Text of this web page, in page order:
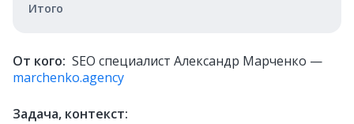
Итого
От кого: SEO специалист Александр Марченко —
marchenko.agency
Задача, контекст: